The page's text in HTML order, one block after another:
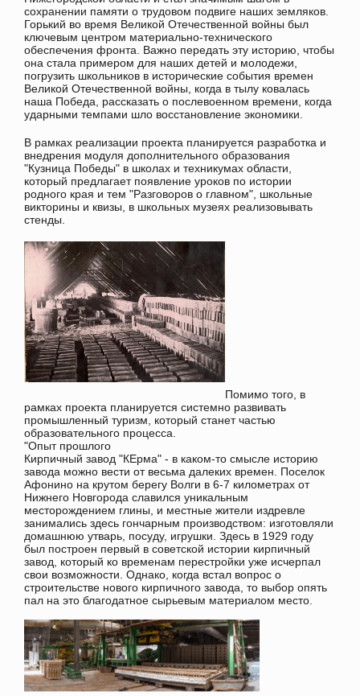
сохранении памяти о трудовом подвиге наших земляков.
Горький во время Великой Отечественной войны был
ключевым центром материально-технического
обеспечения фронта. Важно передать эту историю, чтобы
она стала примером для наших детей и молодежи,
погрузить школьников в исторические события времен
Великой Отечественной войны, когда в тылу ковалась
наша Победа, рассказать о послевоенном времени, когда
ударными темпами шло восстановление экономики.
В рамках реализации проекта планируется разработка и
внедрения модуля дополнительного образования
"Кузница Победы" в школах и техникумах области,
который предлагает появление уроков по истории
родного края и тем "Разговоров о главном", школьные
викторины и квизы, в школьных музеях реализовывать
стенды.
Помимо того, в
рамках проекта планируется системно развивать
промышленный туризм, который станет частью
образовательного процесса.
"Опыт прошлого
Кирпичный завод "КЕрма" - в каком-то смысле историю
завода можно вести от весьма далеких времен. Поселок
Афонино на крутом берегу Волги в 6-7 километрах от
Нижнего Новгорода славился уникальным
месторождением глины, и местные жители издревле
занимались здесь гончарным производством: изготовляли
домашнюю утварь, посуду, игрушки. Здесь в 1929 году
был построен первый в советской истории кирпичный
завод, который ко временам перестройки уже исчерпал
свои возможности. Однако, когда встал вопрос о
строительстве нового кирпичного завода, то выбор опять
пал на это благодатное сырьевым материалом место.